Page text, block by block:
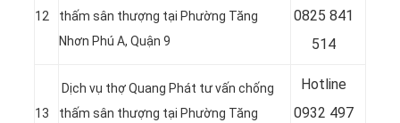
12
thấm sân thượng tại Phường Tăng
Nhơn Phú A, Quận 9
0825 841
514
13
Dịch vụ thợ Quang Phát tư vấn chống
thấm sân thượng tại Phường Tăng
Hotline
0932 497